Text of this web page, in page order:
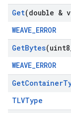
Get(double &
WEAVE_ERROR
GetBytes(uint8
WEAVE_ERROR
GetContainer
TLVType